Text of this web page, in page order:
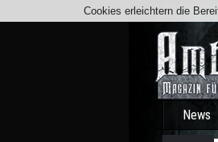
News
Cookies erleichtern die